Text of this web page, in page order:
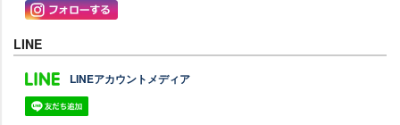
LINE
LINEアカウントメディア